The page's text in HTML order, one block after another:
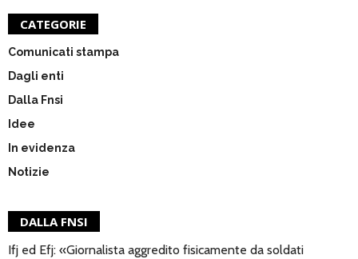
CATEGORIE
Comunicati stampa
Dagli enti
Dalla Fnsi
Idee
In evidenza
Notizie
DALLA FNSI
Ifj ed Efj: «Giornalista aggredito fisicamente da soldati